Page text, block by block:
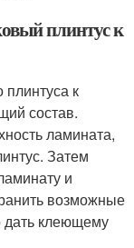
плинтус к
к
состав.
ламината,
Затем
и
возможные
дать клеющему